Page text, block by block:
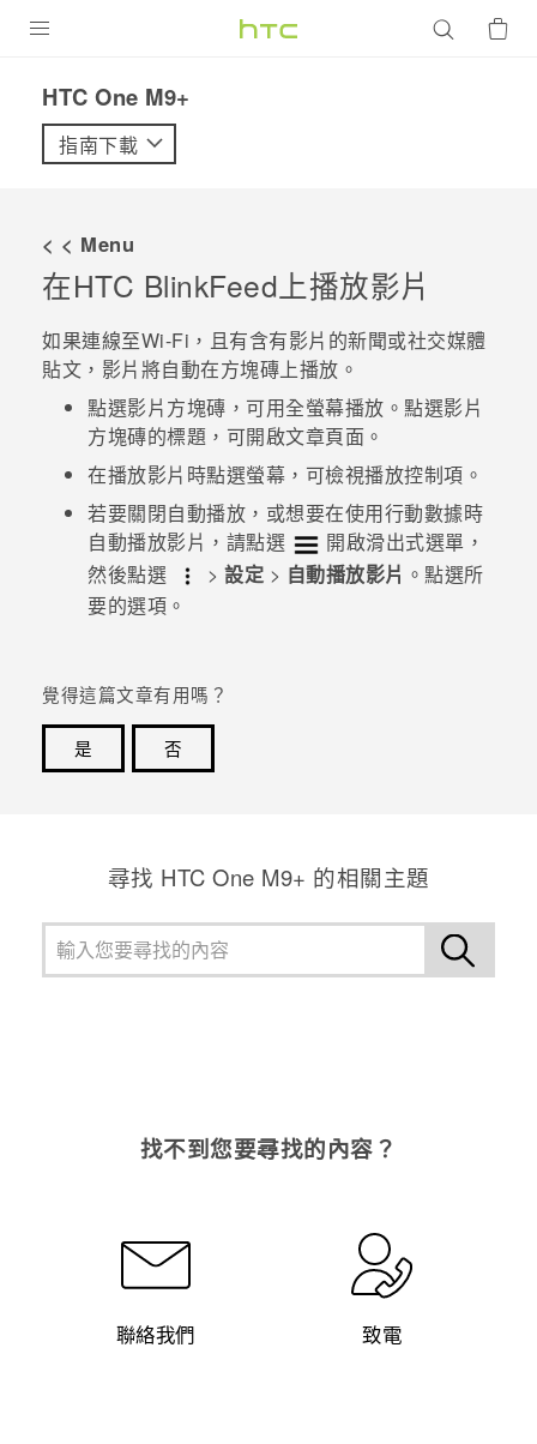
VIVE
配件
優惠專區
焦點訊息
校園專案
企業採購
銷售門市
銷售通路
支援服務
VIVELAND
HTC One M9+‎
指南下載
< < Menu
在HTC BlinkFeed上播放影片
如果連線至Wi-Fi ，且有含有影片的新聞或社交媒體
貼文，影片將自動在方塊磚上播放。
點選影片方塊磚，可用全螢幕播放。點選影片
方塊磚的標題，可開啟文章頁面。
在播放影片時點選螢幕，可檢視播放控制項。
若要關閉自動播放，或想要在使用行動數據時
自動播放影片，請點選
開啟滑出式選單，
然後點選
> 設定 > 自動播放影片 。點選所
要的選項。
覺得這篇文章有用嗎？
是
否
尋找 HTC One M9+ 的相關主題
找不到您要尋找的內容？
聯絡我們 致電